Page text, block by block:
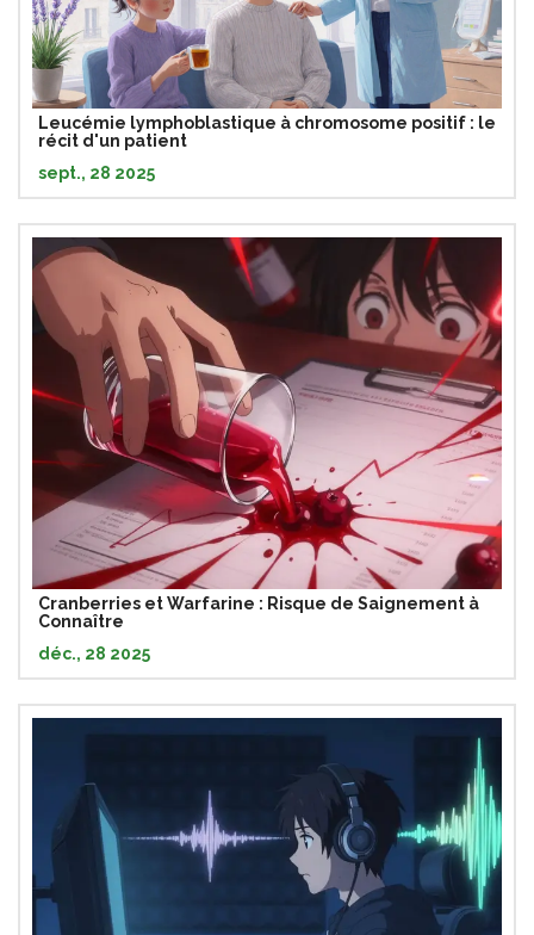
Leucémie lymphoblastique à chromosome positif : le
récit d'un patient
sept., 28 2025
Cranberries et Warfarine : Risque de Saignement à
Connaître
déc., 28 2025